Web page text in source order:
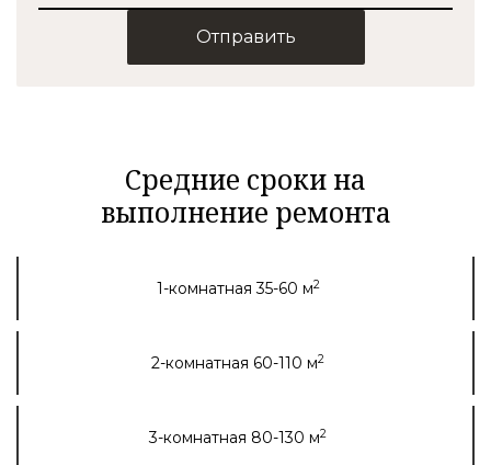
Отправить
Средние сроки на
выполнение ремонта
1-комнатная 35-60 м2
2-комнатная 60-110 м2
3-комнатная 80-130 м2